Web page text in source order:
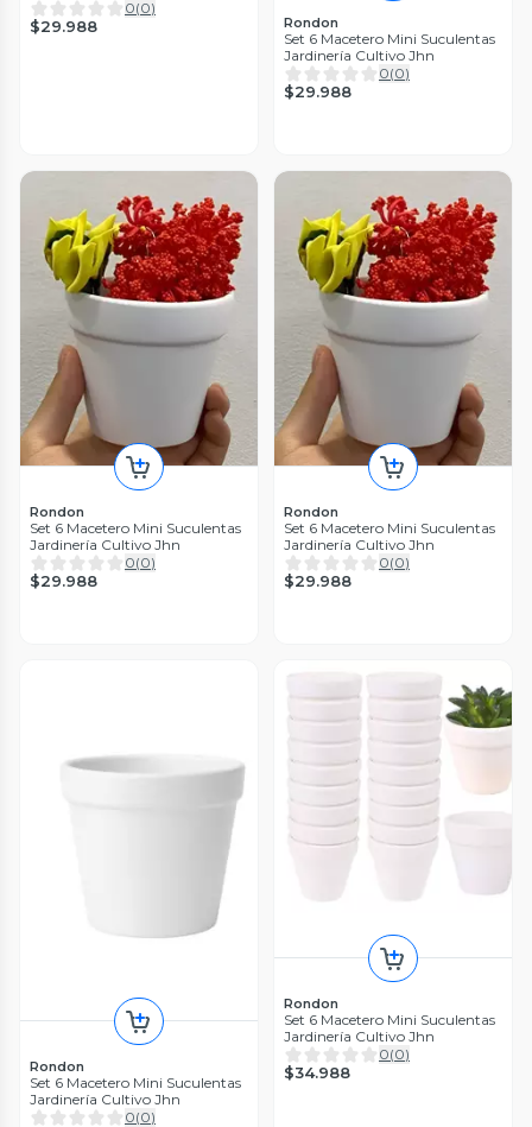
0(0)
$29.988 Rondon
Set 6 Macetero Mini Suculentas
Jardinería Cultivo Jhn
0(0)
$29.988
Rondon
Set 6 Macetero Mini Suculentas
Jardinería Cultivo Jhn
0(0)
$29.988
Rondon
Set 6 Macetero Mini Suculentas
Jardinería Cultivo Jhn
0(0)
$29.988
Rondon
Set 6 Macetero Mini Suculentas
Jardinería Cultivo Jhn
0(0)
Rondon
Set 6 Macetero Mini Suculentas
Jardinería Cultivo Jhn
0(0)
$34.988